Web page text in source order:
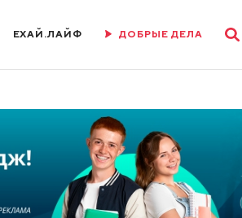
ЕХАЙ.ЛАЙФ ДОБРЫЕ ДЕЛА